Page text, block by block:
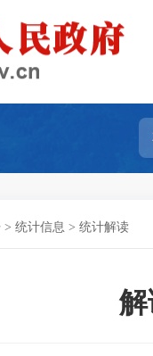
> 统计信息 > 统计解读